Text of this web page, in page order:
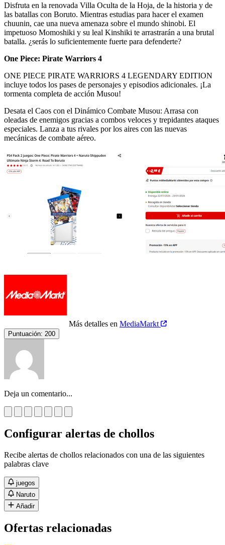
Disfruta en la renovada Villa Oculta de la Hoja, de la historia y de
las batallas con Boruto. Mientras estudias para hacer el examen
chuunin, cae una nueva amenaza sobre el mundo shinobi. El
impetuoso Momoshiki y su leal Kinshiki te arrastrarán a una brutal
batalla. ¿serás lo suficientemente fuerte para defenderte?
One Piece: Pirate Warriors 4
ONE PIECE PIRATE WARRIORS 4 LEGENDARY EDITION
incluye todos los pases de personajes y episodios adicionales. ¡La
tormenta completa de acción Musou!
Desata el Caos con el Dinámico Combate Musou: Arrasa con
oleadas de enemigos gracias a combos veloces y trepidantes ataques
especiales. Lanza a tus rivales por los aires con las nuevas
mecánicas de combate aéreo.
Más detalles en MediaMarkt
Puntuación: 200
Deja un comentario...
Configurar alertas de chollos
Recibe alertas de chollos relacionados con una de las siguientes
palabras clave
juegos
Naruto
Añadir
Ofertas relacionadas